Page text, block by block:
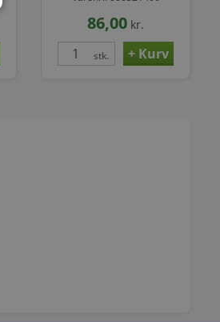
86,00 kr.
stk.